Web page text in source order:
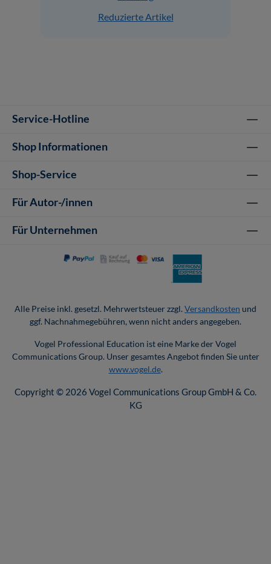
Reduzierte Artikel
Service-Hotline
Shop Informationen
Shop-Service
Für Autor-/innen
Für Unternehmen
Alle Preise inkl. gesetzl. Mehrwertsteuer zzgl. Versandkosten und
ggf. Nachnahmegebühren, wenn nicht anders angegeben.
Vogel Professional Education ist eine Marke der Vogel
Communications Group. Unser gesamtes Angebot finden Sie unter
www.vogel.de.
Copyright © 2026 Vogel Communications Group GmbH & Co.
KG